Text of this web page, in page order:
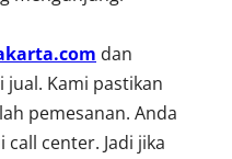
dan
Kami pastikan
pemesanan. Anda
center. Jadi jika